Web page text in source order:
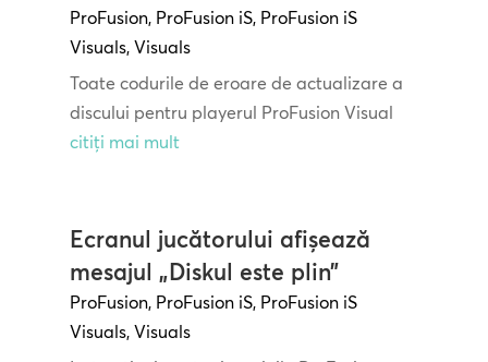
ProFusion, ProFusion iS, ProFusion iS
Visuals, Visuals
Toate codurile de eroare de actualizare a
discului pentru playerul ProFusion Visual
citiți mai mult
Ecranul jucătorului afișează
mesajul „Diskul este plin”
ProFusion, ProFusion iS, ProFusion iS
Visuals, Visuals